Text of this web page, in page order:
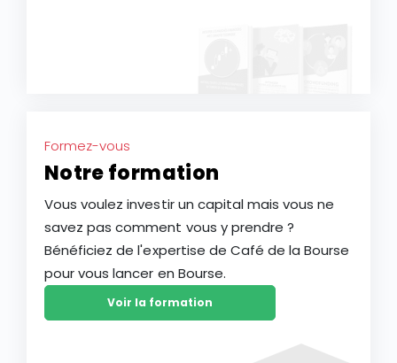
Formez-vous
Notre formation
Vous voulez investir un capital mais vous ne
savez pas comment vous y prendre ?
Bénéficiez de l'expertise de Café de la Bourse
pour vous lancer en Bourse.
Voir la formation